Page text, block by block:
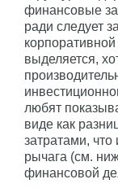
финансовые
ради следует
корпоративной
выделяется,
любят
виде как
затратами,
рычага (см.
финансовой